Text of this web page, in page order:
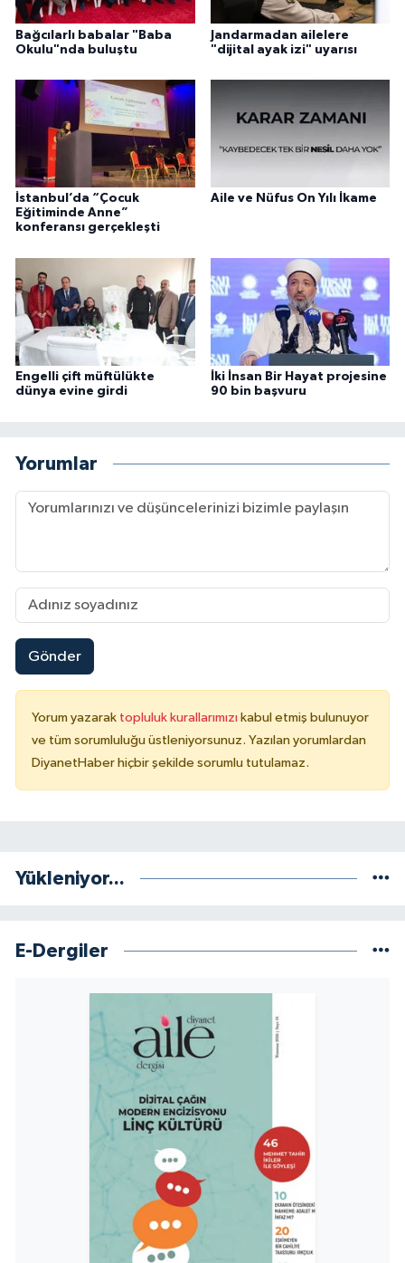
Bağcılarlı babalar "Baba
Okulu"nda buluştu
Jandarmadan ailelere
"dijital ayak izi" uyarısı
İstanbul’da “Çocuk
Eğitiminde Anne”
konferansı gerçekleşti
Aile ve Nüfus On Yılı İkame
Engelli çift müftülükte
dünya evine girdi
İki İnsan Bir Hayat projesine
90 bin başvuru
Yorumlar
Gönder
Yorum yazarak topluluk kurallarımızı kabul etmiş bulunuyor
ve tüm sorumluluğu üstleniyorsunuz. Yazılan yorumlardan
DiyanetHaber hiçbir şekilde sorumlu tutulamaz.
Yükleniyor...
E-Dergiler
Konya Müftülüğü
Kütahya Müftülüğü
Malatya Müftülüğü
Manisa Müftülüğü
Mardin Müftülüğü
Mersin Müftülüğü
Muğla Müftülüğü
Muş Müftülüğü
Rize Müftülüğü
Sakarya Müftülüğü
Siirt Müftülüğü
Şanlıurfa Müftülüğü
Tekirdağ Müftülüğü
Trabzon Müftülüğü
Tunceli Müftülüğü
Uşak Müftülüğü
Van Müftülüğü
Yalova Müftülüğü